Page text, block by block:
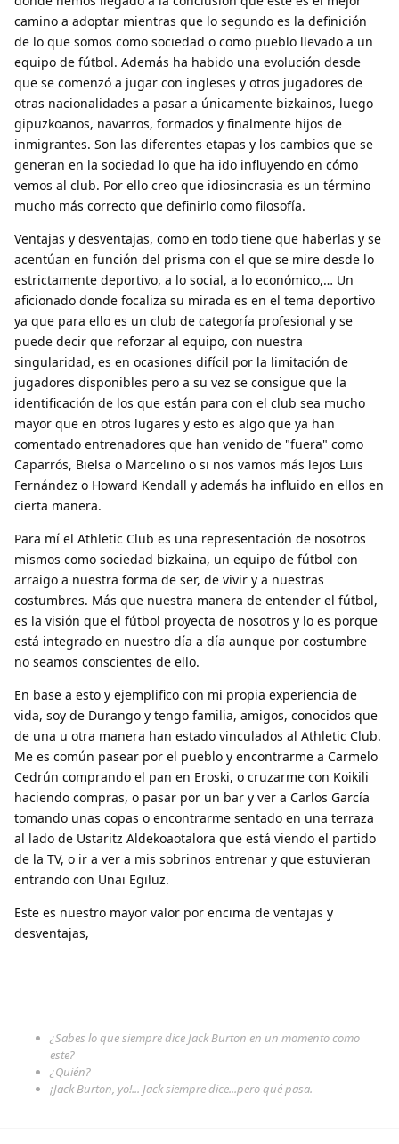
camino a adoptar mientras que lo segundo es la definición
de lo que somos como sociedad o como pueblo llevado a un
equipo de fútbol. Además ha habido una evolución desde
que se comenzó a jugar con ingleses y otros jugadores de
otras nacionalidades a pasar a únicamente bizkainos, luego
gipuzkoanos, navarros, formados y finalmente hijos de
inmigrantes. Son las diferentes etapas y los cambios que se
generan en la sociedad lo que ha ido influyendo en cómo
vemos al club. Por ello creo que idiosincrasia es un término
mucho más correcto que definirlo como filosofía.
Ventajas y desventajas, como en todo tiene que haberlas y se
acentúan en función del prisma con el que se mire desde lo
estrictamente deportivo, a lo social, a lo económico,… Un
aficionado donde focaliza su mirada es en el tema deportivo
ya que para ello es un club de categoría profesional y se
puede decir que reforzar al equipo, con nuestra
singularidad, es en ocasiones difícil por la limitación de
jugadores disponibles pero a su vez se consigue que la
identificación de los que están para con el club sea mucho
mayor que en otros lugares y esto es algo que ya han
comentado entrenadores que han venido de "fuera" como
Caparrós, Bielsa o Marcelino o si nos vamos más lejos Luis
Fernández o Howard Kendall y además ha influido en ellos en
cierta manera.
Para mí el Athletic Club es una representación de nosotros
mismos como sociedad bizkaina, un equipo de fútbol con
arraigo a nuestra forma de ser, de vivir y a nuestras
costumbres. Más que nuestra manera de entender el fútbol,
es la visión que el fútbol proyecta de nosotros y lo es porque
está integrado en nuestro día a día aunque por costumbre
no seamos conscientes de ello.
En base a esto y ejemplifico con mi propia experiencia de
vida, soy de Durango y tengo familia, amigos, conocidos que
de una u otra manera han estado vinculados al Athletic Club.
Me es común pasear por el pueblo y encontrarme a Carmelo
Cedrún comprando el pan en Eroski, o cruzarme con Koikili
haciendo compras, o pasar por un bar y ver a Carlos García
tomando unas copas o encontrarme sentado en una terraza
al lado de Ustaritz Aldekoaotalora que está viendo el partido
de la TV, o ir a ver a mis sobrinos entrenar y que estuvieran
entrando con Unai Egiluz.
Este es nuestro mayor valor por encima de ventajas y
desventajas,
¿Sabes lo que siempre dice Jack Burton en un momento como
este?
¿Quién?
¡Jack Burton, yo!... Jack siempre dice...pero qué pasa.